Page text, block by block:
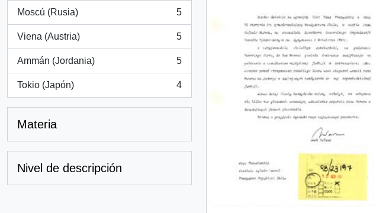
Moscú (Rusia)
, 5 resultados
5
Viena (Austria)
, 5 resultados
5
Ammán (Jordania)
, 5 resultados
5
Tokio (Japón)
, 4 resultados
4
Materia
Nivel de descripción